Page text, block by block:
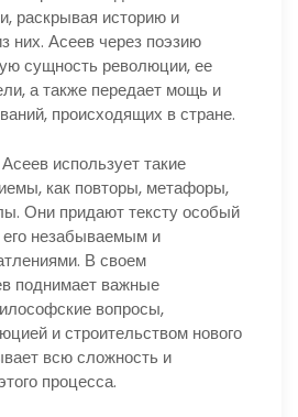
раскрывая историю и
них. Асеев через поэзию
сущность революции, ее
а также передает мощь и
происходящих в стране.
использует такие
как повторы, метафоры,
Они придают тексту особый
незабываемым и
В своем
поднимает важные
вопросы,
и строительством нового
всю сложность и
процесса.